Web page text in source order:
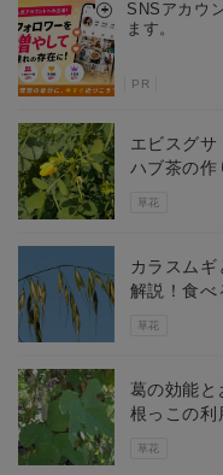
SNSアカウ
ます。
PR
草花
エビスグ
ハブ茶の作
草花
カラスム
解説！食べ
草花
葛の効能と
根っこの利